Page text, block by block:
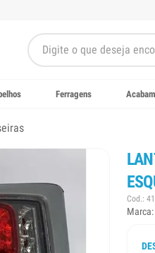
Ferragens
Cod.:
Marca: